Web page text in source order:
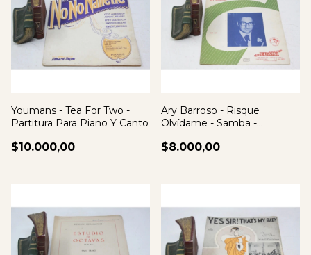
Youmans - Tea For Two -
Partitura Para Piano Y Canto
$10.000,00
Ary Barroso - Risque
Olvídame - Samba -
$8.000,00